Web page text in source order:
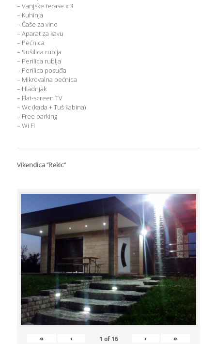
– Vanjske terase x 3
– Kuhinja
– Čaše za vino
– Aparat za kavu
– Pećnica
– Sušilica rublja
– Perilica rublja
– Perilica posuđa
– Mikrovalna pećnica
– Hladnjak
– Flat-screen TV
– Wc (kada + Tuš kabina)
– Free parking
– Wi Fi
Vikendica “Rekic”
« ‹ 1 of 16 › »